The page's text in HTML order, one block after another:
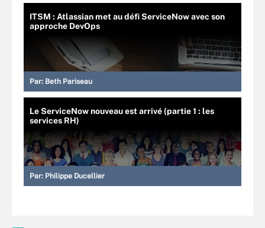
ITSM : Atlassian met au défi ServiceNow avec son
approche DevOps
Par: Beth Pariseau
Le ServiceNow nouveau est arrivé (partie 1 : les
services RH)
Par: Philippe Ducellier